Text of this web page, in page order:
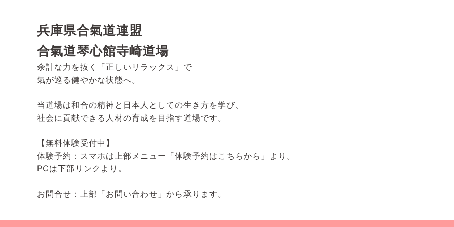
兵庫県合氣道連盟
合氣道琴心館寺崎道場
余計な力を抜く「正しいリラックス」で
氣が巡る健やかな状態へ。
当道場は和合の精神と日本人としての生き方を学び、
社会に貢献できる人材の育成を目指す道場です。
【無料体験受付中】
体験予約：スマホは上部メニュー「体験予約はこちらから」より。
PCは下部リンクより。
お問合せ：上部「お問い合わせ」から承ります。